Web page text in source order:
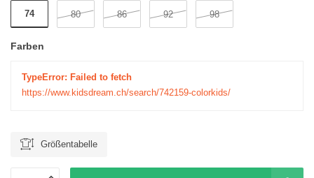
74 80 86 92 98
Farben
TypeError: Failed to fetch
https://www.kidsdream.ch/search/742159-colorkids/
Größentabelle